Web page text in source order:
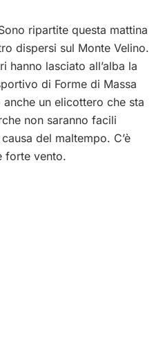
ripartite questa mattina
dispersi sul Monte Velino.
hanno lasciato all’alba la
di Forme di Massa
un elicottero che sta
non saranno facili
del maltempo. C’è
forte vento.